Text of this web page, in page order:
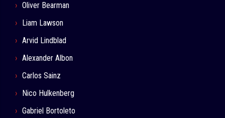
Oliver Bearman
Liam Lawson
Arvid Lindblad
Alexander Albon
Carlos Sainz
Nico Hulkenberg
Gabriel Bortoleto